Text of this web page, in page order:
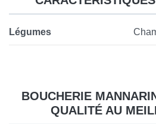
Légumes
BOUCHERIE
QUALITÉ AU